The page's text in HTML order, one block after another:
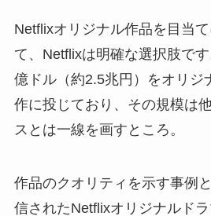
Netflixオリジナル作品を目当
て、Netflixは明確な選択肢で
億ドル（約2.5兆円）をオリジ
作に投じており、その規模は
スとは一線を画すところ。
作品のクオリティを示す事例
信されたNetflixオリジナルドラ